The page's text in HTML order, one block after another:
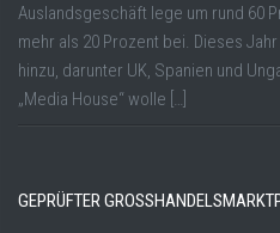
Auslandsgeschäft lege um rund 60
mehr als 20 Prozent bei. Dieses
hinzu, darunter UK, Spanien und
„Media House“ wolle […]
GEPRÜFTER